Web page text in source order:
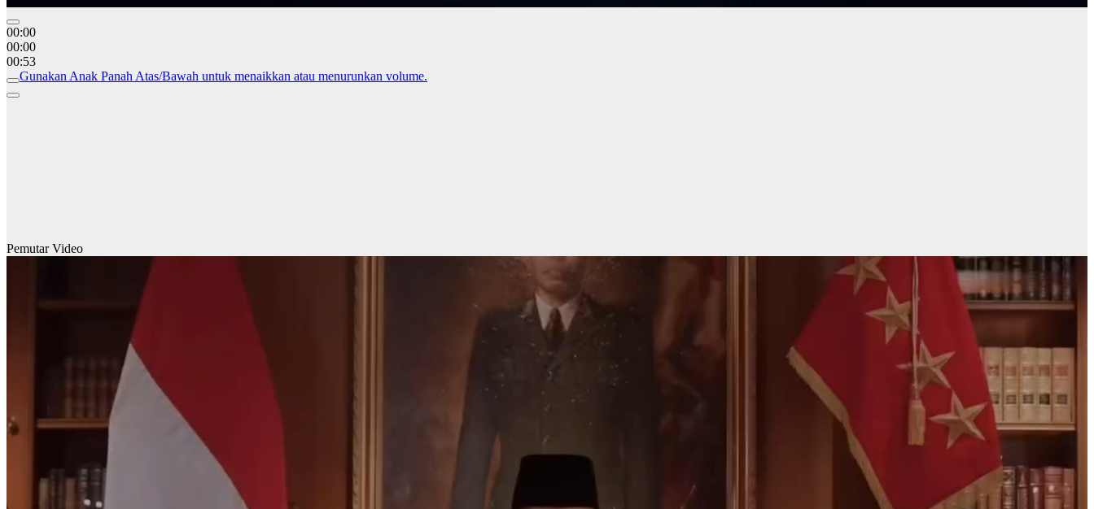
00:00
00:00
00:53
Gunakan Anak Panah Atas/Bawah untuk menaikkan atau menurunkan volume.
Pemutar Video